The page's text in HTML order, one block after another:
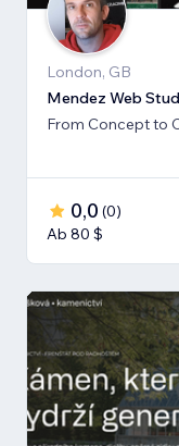
London, GB
Mendez Web
From Concept to
0,0 (0)
Ab 80 $